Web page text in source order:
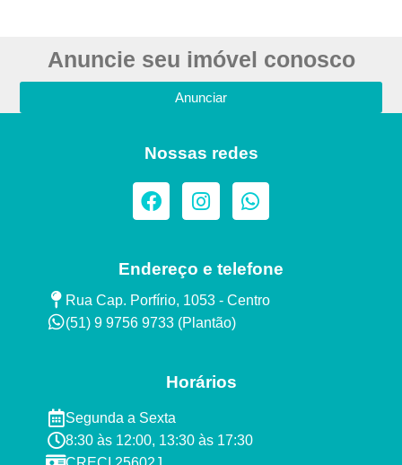
Anuncie seu imóvel conosco
Anunciar
Nossas redes
Endereço e telefone
Rua Cap. Porfírio, 1053 - Centro
(51) 9 9756 9733 (Plantão)​
Horários
Segunda a Sexta ​
8:30 às 12:00, 13:30 às 17:30​​